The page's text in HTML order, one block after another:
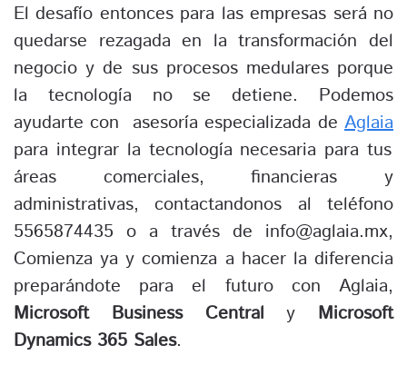
El desafío entonces para las empresas será no
quedarse rezagada en la transformación del
negocio y de sus procesos medulares porque
la tecnología no se detiene. Podemos
ayudarte con asesoría especializada de Aglaia
para integrar la tecnología necesaria para tus
áreas comerciales, financieras y
administrativas, contactandonos al teléfono
5565874435 o a través de info@aglaia.mx,
Comienza ya y comienza a hacer la diferencia
preparándote para el futuro con Aglaia,
Microsoft Business Central y Microsoft
Dynamics 365 Sales.